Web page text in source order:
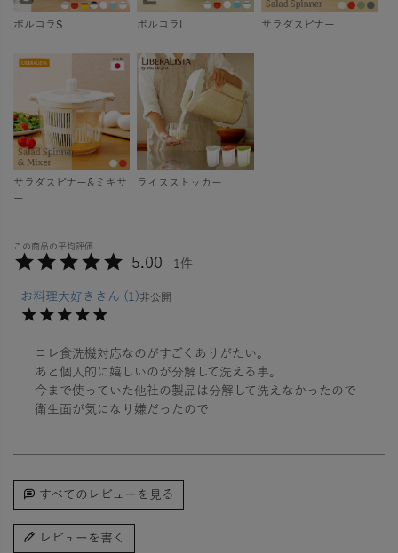
ボルコラS ボルコラL サラダスピナー
サラダスピナー&ミキサ
ー
ライスストッカー
5.00 1
お料理大好き 1 非公開
コレ食洗機対応なのがすごくありがたい。
あと個人的に嬉しいのが分解して洗える事。
今まで使っていた他社の製品は分解して洗えなかったので
衛生面が気になり嫌だったので
すべてのレビューを見る
レビューを書く